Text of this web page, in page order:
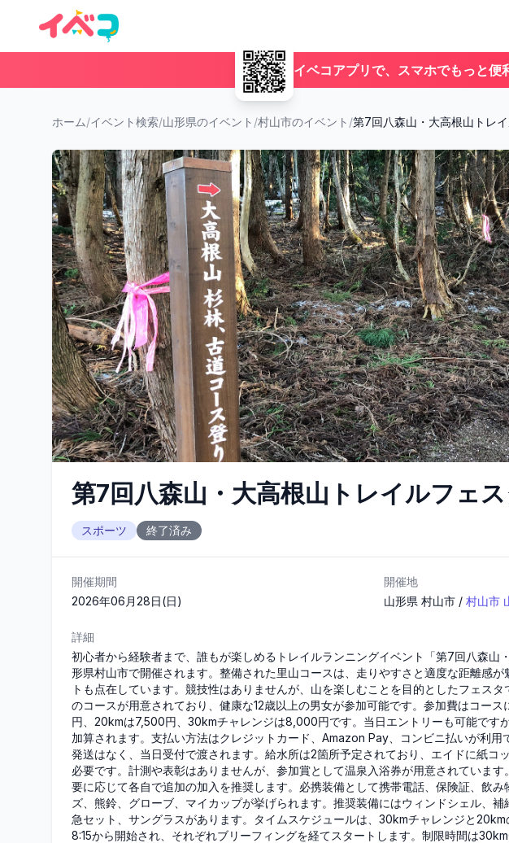
イベコアプリで、スマホでもっと便
ホーム/イベント検索/山形県のイベント /村山市のイベント /第7回八森山・大高根山トレ
第7回八森山・大高根山トレイルフェス
スポーツ 終了済み
開催期間
2026年06月28日(日)
開催地
山形県 村山市 / 村山市
詳細
初心者から経験者まで、誰もが楽しめるトレイルランニングイベント「第7回八森山
形県村山市で開催されます。整備された里山コースは、走りやすさと適度な距離感
トも点在しています。競技性はありませんが、山を楽しむことを目的としたフェス
のコースが用意されており、健康な12歳以上の男女が参加可能です。参加費はコー
円、20kmは7,500円、30kmチャレンジは8,000円です。当日エントリーも可能です
加算されます。支払い方法はクレジットカード、Amazon Pay、コンビニ払いが利用
発送はなく、当日受付で渡されます。給水所は2箇所予定されており、エイドに紙コ
必要です。計測や表彰はありませんが、参加賞として温泉入浴券が用意されていま
要に応じて各自で追加の加入を推奨します。必携装備として携帯電話、保険証、飲
ズ、熊鈴、グローブ、マイカップが挙げられます。推奨装備にはウィンドシェル、
急セット、サングラスがあります。タイムスケジュールは、30kmチャレンジと
8:15から開始され、それぞれブリーフィングを経てスタートします。制限時間は